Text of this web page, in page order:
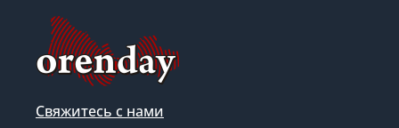
Свяжитесь с нами